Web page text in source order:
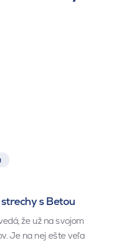
s Betou
že už na svojom
Je na nej ešte veľa